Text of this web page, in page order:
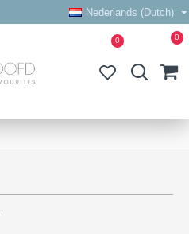
Nederlands (Dutch)
0 0